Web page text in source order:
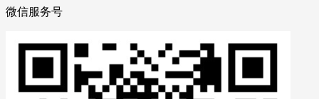
微信服务号